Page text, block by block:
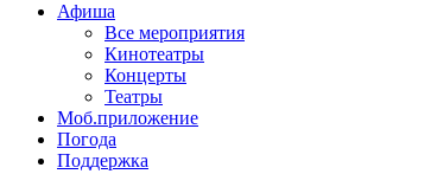
Афиша
Все мероприятия
Кинотеатры
Концерты
Театры
Моб.приложение
Погода
Поддержка